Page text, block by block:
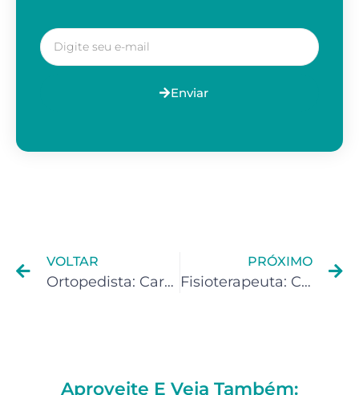
Enviar
VOLTAR
Ortopedista: Carnê-Leão é opcional ?
PRÓXIMO
Fisioterapeuta: Carnê-Leão é opcional ?
Aproveite E Veja Também: